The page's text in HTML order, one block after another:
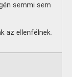
semmi sem
az ellenfélnek.